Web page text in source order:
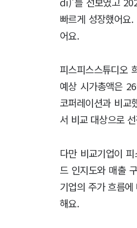
빠르게 성장했어
어요.
피스피스스튜디오
예상 시가총액은
코퍼레이션과 비교
서 비교 대상으로
다만 비교기업이
드 인지도와 매출
기업의 주가 흐름
해요.